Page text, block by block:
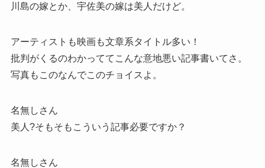
川島の嫁とか、宇佐美の嫁は美人だけど。
アーティストも映画も文章系タイトル多い！
批判がくるのわかっててこんな意地悪い記事書いてさ。
写真もこのなんでこのチョイスよ。
名無しさん
美人?そもそもこういう記事必要ですか？
名無しさん